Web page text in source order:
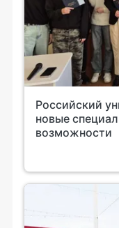
Российский
новые
возможности